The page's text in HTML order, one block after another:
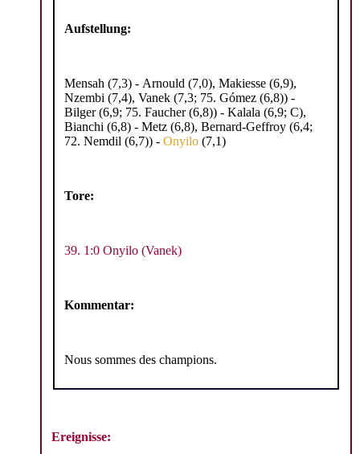
Aufstellung:
Mensah (7,3) - Arnould (7,0), Makiesse (6,9),
Nzembi (7,4), Vanek (7,3; 75. Gómez (6,8)) -
Bilger (6,9; 75. Faucher (6,8)) - Kalala (6,9; C),
Bianchi (6,8) - Metz (6,8), Bernard-Geffroy (6,4;
72. Nemdil (6,7)) - Onyilo (7,1)
Tore:
39. 1:0 Onyilo (Vanek)
Kommentar:
Nous sommes des champions.
Ereignisse: